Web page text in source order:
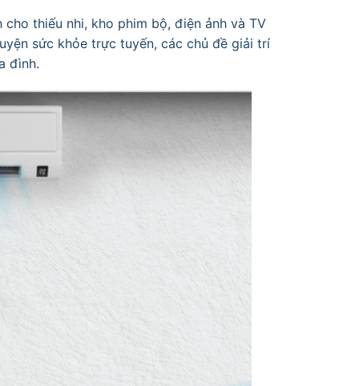
thiếu nhi, kho phim bộ, điện ảnh và TV
sức khỏe trực tuyến, các chủ đề giải trí
đình.​